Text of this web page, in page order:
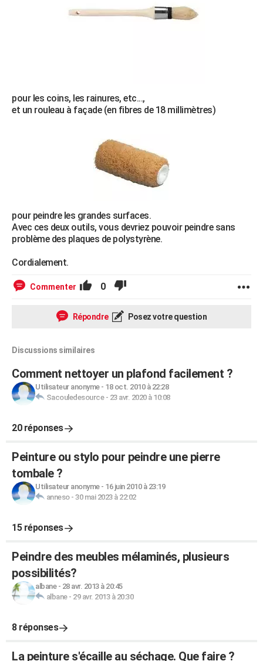
pour les coins, les rainures, etc...,
et un rouleau à façade (en fibres de 18 millimètres)
pour peindre les grandes surfaces.
Avec ces deux outils, vous devriez pouvoir peindre sans
problème des plaques de polystyrène.
Cordialement.
Commenter 0
Répondre Posez votre question
Discussions similaires
Comment nettoyer un plafond facilement ?
Utilisateur anonyme- 18 oct. 2010 à 22:28
Sacouledesource- 23 avr. 2020 à 10:08
20 réponses
Peinture ou stylo pour peindre une pierre
tombale ?
Utilisateur anonyme- 16 juin 2010 à 23:19
anneso- 30 mai 2023 à 22:02
15 réponses
Peindre des meubles mélaminés, plusieurs
possibilités?
albane- 28 avr. 2013 à 20:45
albane- 29 avr. 2013 à 20:30
8 réponses
La peinture s'écaille au séchage. Que faire ?